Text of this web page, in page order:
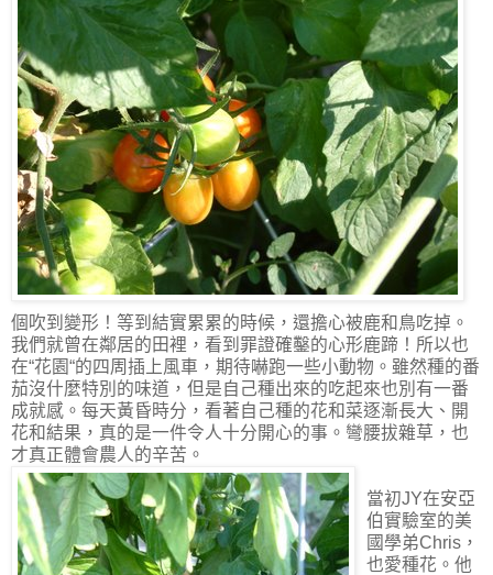
個吹到變形！等到結實累累的時候，還擔心被鹿和鳥吃掉。
我們就曾在鄰居的田裡，看到罪證確鑿的心形鹿蹄！所以也
在“花園“的四周插上風車，期待嚇跑一些小動物。雖然種的番
茄沒什麼特別的味道，但是自己種出來的吃起來也別有一番
成就感。每天黃昏時分，看著自己種的花和菜逐漸長大、開
花和結果，真的是一件令人十分開心的事。彎腰拔雜草，也
才真正體會農人的辛苦。
當初JY在安亞
伯實驗室的美
國學弟Chris，
也愛種花。他